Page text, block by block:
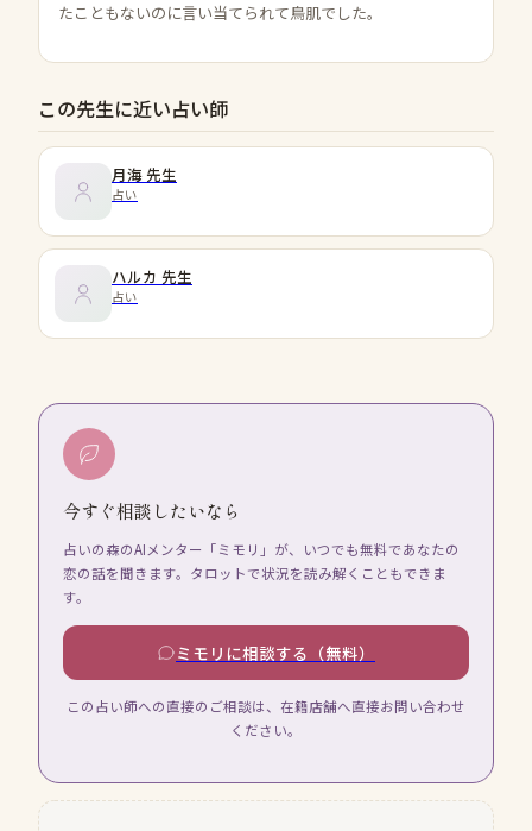
たこともないのに言い当てられて鳥肌でした。
この先生に近い占い師
月海 先生
占い
ハルカ 先生
占い
今すぐ相談したいなら
占いの森のAIメンター「ミモリ」が、いつでも無料であなたの
恋の話を聞きます。タロットで状況を読み解くこともできま
す。
ミモリに相談する（無料）
この占い師への直接のご相談は、在籍店舗へ直接お問い合わせ
ください。